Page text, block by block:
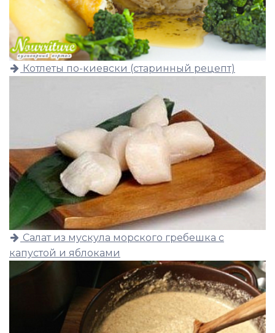
Котлеты по-киевски (старинный рецепт)
Салат из мускула морского гребешка с
капустой и яблоками